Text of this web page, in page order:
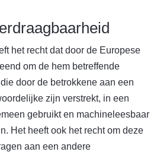
het recht dat door de Europese
om de hem betreffende
door de betrokkene aan een
zijn verstrekt, in een
gebruikt en machineleesbaar
Het heeft ook het recht om deze
aan een andere